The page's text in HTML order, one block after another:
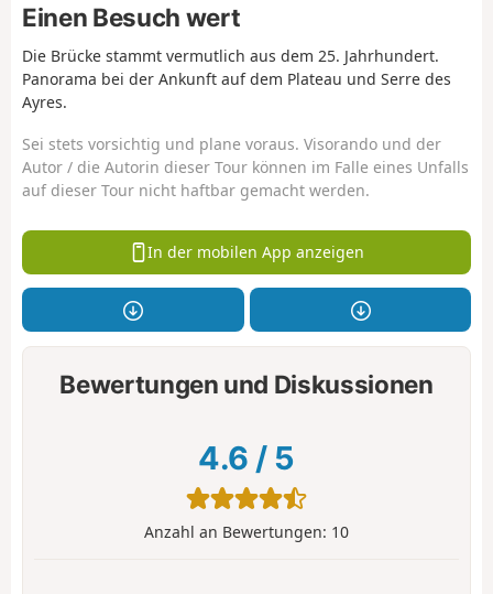
Einen Besuch wert
Die Brücke stammt vermutlich aus dem 25. Jahrhundert.
Panorama bei der Ankunft auf dem Plateau und Serre des
Ayres.
Sei stets vorsichtig und plane voraus. Visorando und der
Autor / die Autorin dieser Tour können im Falle eines Unfalls
auf dieser Tour nicht haftbar gemacht werden.
In der mobilen App anzeigen
Bewertungen und Diskussionen
4.6 / 5
Anzahl an Bewertungen: 10